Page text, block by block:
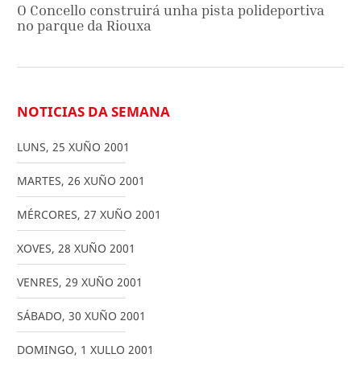
O Concello construirá unha pista polideportiva
no parque da Riouxa
NOTICIAS DA SEMANA
LUNS, 25 XUÑO 2001
MARTES, 26 XUÑO 2001
MÉRCORES, 27 XUÑO 2001
XOVES, 28 XUÑO 2001
VENRES, 29 XUÑO 2001
SÁBADO, 30 XUÑO 2001
DOMINGO, 1 XULLO 2001